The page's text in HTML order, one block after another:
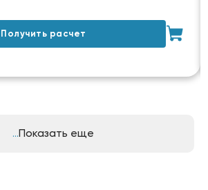
Получить расчет
Показать еще